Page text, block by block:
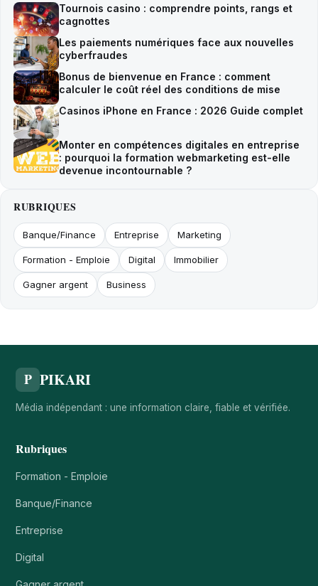
Tournois casino : comprendre points, rangs et
cagnottes
Les paiements numériques face aux nouvelles
cyberfraudes
Bonus de bienvenue en France : comment
calculer le coût réel des conditions de mise
Casinos iPhone en France : 2026 Guide complet
Monter en compétences digitales en entreprise
: pourquoi la formation webmarketing est-elle
devenue incontournable ?
RUBRIQUES
Banque/Finance Entreprise Marketing
Formation - Emploie Digital Immobilier
Gagner argent Business
P PIKARI
Média indépendant : une information claire, fiable et vérifiée.
Rubriques
Formation - Emploie
Banque/Finance
Entreprise
Digital